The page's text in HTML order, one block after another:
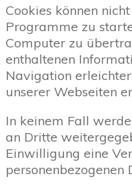
Cookies können
Programme zu
Computer zu
enthaltenen
Navigation
unserer Webseiten
In keinem Fall
an Dritte
Einwilligung eine
personenbezogenen